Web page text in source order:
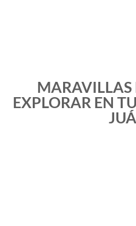
MARAVILLAS
EXPLORAR EN